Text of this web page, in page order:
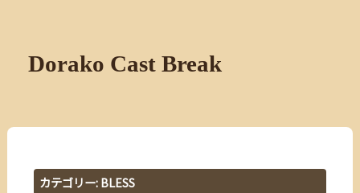
Dorako Cast Break
カテゴリー:BLESS